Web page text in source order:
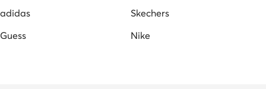
adidas
Skechers
Guess Nike